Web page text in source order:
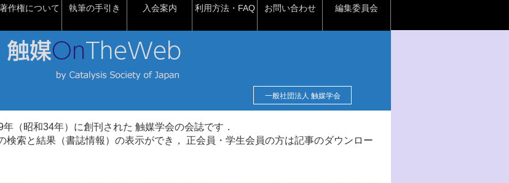
著作権について 執筆の手引き 入会案内 利用方法・FAQ お問い合わせ 編集委員会
一般社団法人 触媒学会
（昭和34年）に創刊された 触媒学会の会誌です．
検索と結果（書誌情報）の表示ができ， 正会員・学生会員の方は記事のダウンロー